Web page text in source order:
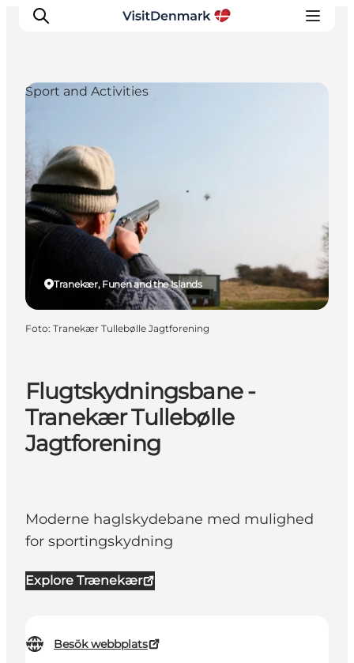
Resmål
Aktiviteter
Övernatta
Planera resan
Flugtskydningsbane -
Tranekær Tullebølle
Jagtforening
Moderne haglskydebane med mulighed
for sportingskydning
Explore Trænekær
Besök webbplats
Tranekær, Funen and the Islands
Sport and Activities
Foto: Tranekær Tullebølle Jagtforening